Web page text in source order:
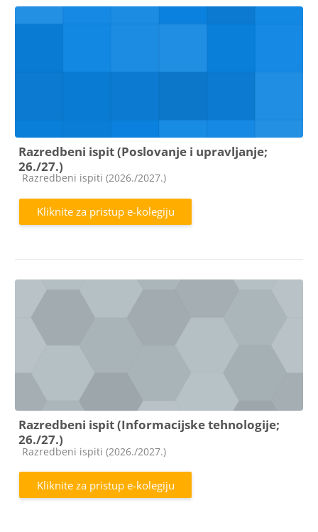
Razredbeni ispit (Poslovanje i upravljanje;
26./27.)
Kategorija e-kolegija
Razredbeni ispiti (2026./2027.)
Kliknite za pristup e-kolegiju
Razredbeni ispit (Informacijske tehnologije;
26./27.)
Kategorija e-kolegija
Razredbeni ispiti (2026./2027.)
Kliknite za pristup e-kolegiju